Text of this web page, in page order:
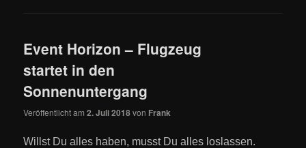
Event Horizon – Flugzeug
startet in den
Sonnenuntergang
Veröffentlicht am2. Juli 2018von Frank
Willst Du alles haben, musst Du alles loslassen.